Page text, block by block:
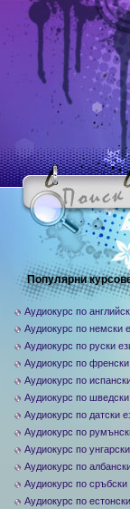
Популярни
Аудиокурс по
Аудиокурс по немски
Аудиокурс по руски
Аудиокурс по френски
Аудиокурс по
Аудиокурс по шведски
Аудиокурс по датски
Аудиокурс по
Аудиокурс по
Аудиокурс по
Аудиокурс по сръбски
Аудиокурс по